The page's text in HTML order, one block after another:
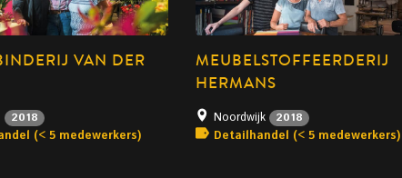
VAN DER
2018
(< 5 medewerkers)
MEUBELSTOFFEERDERIJ
HERMANS
Noordwijk 2018
Detailhandel (< 5 medewerkers)